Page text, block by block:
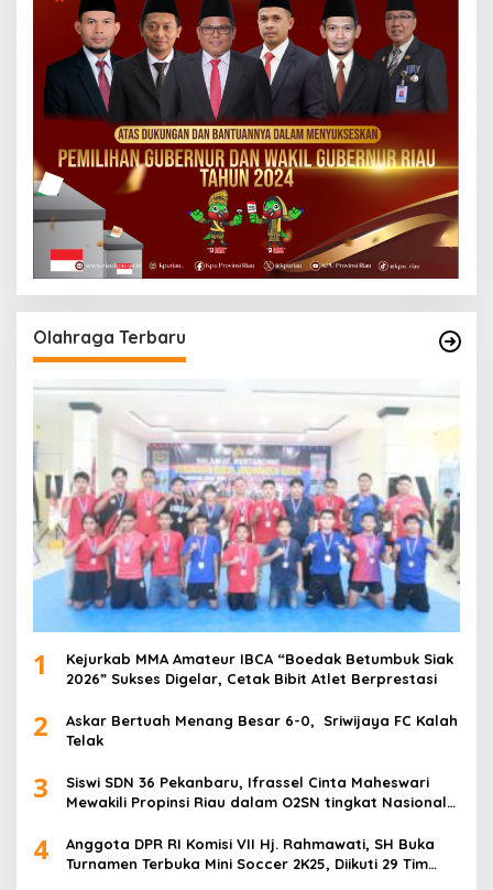
Olahraga Terbaru
1
Kejurkab MMA Amateur IBCA “Boedak Betumbuk Siak
2026” Sukses Digelar, Cetak Bibit Atlet Berprestasi
2
Askar Bertuah Menang Besar 6-0, Sriwijaya FC Kalah
Telak
3
Siswi SDN 36 Pekanbaru, Ifrassel Cinta Maheswari
Mewakili Propinsi Riau dalam O2SN tingkat Nasional
4
Anggota DPR RI Komisi VII Hj. Rahmawati, SH Buka
Turnamen Terbuka Mini Soccer 2K25, Diikuti 29 Tim